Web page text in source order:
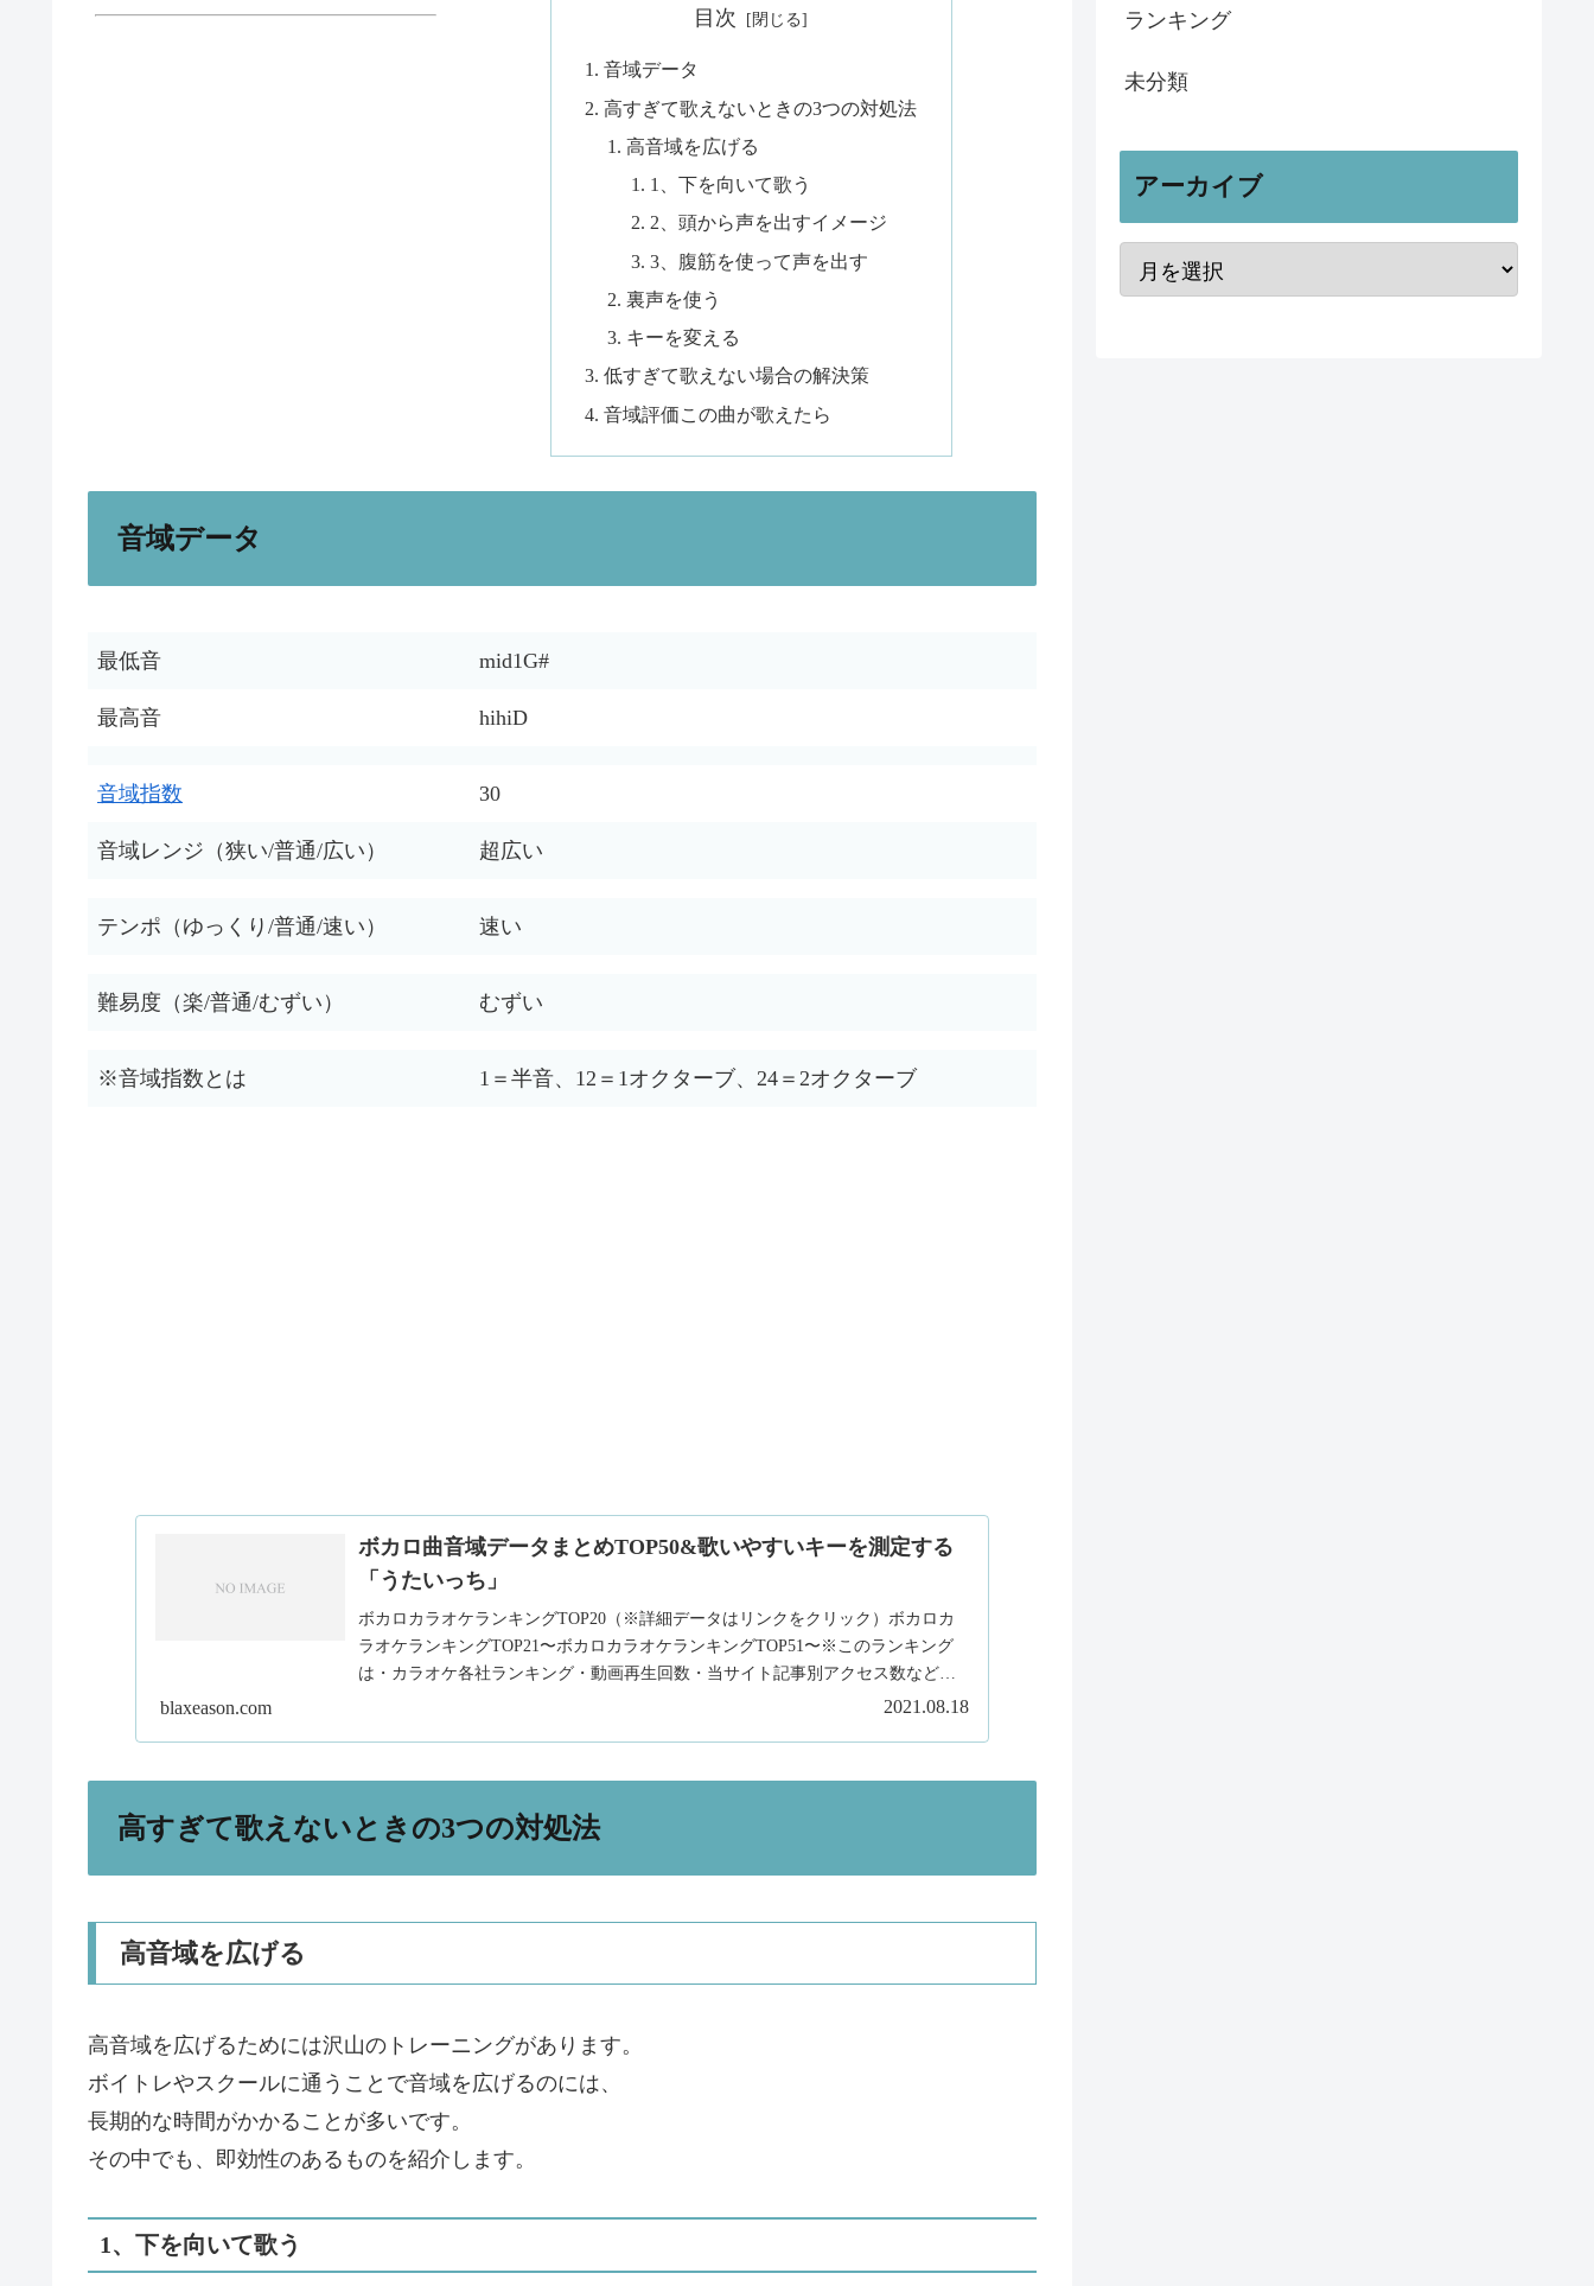
目次
音域データ
高すぎて歌えないときの3つの対処法
高音域を広げる
1、下を向いて歌う
2、頭から声を出すイメージ
3、腹筋を使って声を出す
裏声を使う
キーを変える
低すぎて歌えない場合の解決策
音域評価この曲が歌えたら
音域データ
最低音 mid1G#
最高音 hihiD
音域指数 30
音域レンジ（狭い/普通/広い） 超広い
テンポ（ゆっくり/普通/速い） 速い
難易度（楽/普通/むずい） むずい
※音域指数とは 1＝半音、12＝1オクターブ、24＝2オクターブ
ボカロ曲音域データまとめTOP50&歌いやすいキーを測定する
「うたいっち」
ボカロカラオケランキングTOP20（※詳細データはリンクをクリック）ボカロカ
ラオケランキングTOP21〜ボカロカラオケランキングTOP51〜※このランキング
は・カラオケ各社ランキング・動画再生回数・当サイト記事別アクセス数など総
blaxeason.com 2021.08.18
高すぎて歌えないときの3つの対処法
高音域を広げる
高音域を広げるためには沢山のトレーニングがあります。
ボイトレやスクールに通うことで音域を広げるのには、
長期的な時間がかかることが多いです。
その中でも、即効性のあるものを紹介します。
1、下を向いて歌う
ランキング
未分類
アーカイブ